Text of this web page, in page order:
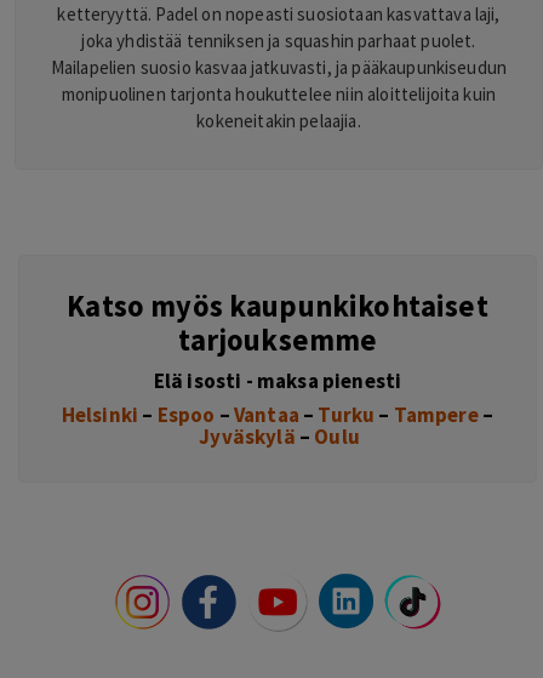
ketteryyttä. Padel on nopeasti suosiotaan kasvattava laji,
joka yhdistää tenniksen ja squashin parhaat puolet.
Mailapelien suosio kasvaa jatkuvasti, ja pääkaupunkiseudun
monipuolinen tarjonta houkuttelee niin aloittelijoita kuin
kokeneitakin pelaajia.
Katso myös kaupunkikohtaiset
tarjouksemme
Elä isosti - maksa pienesti
Helsinki – Espoo –Vantaa – Turku – Tampere–
Jyväskylä – Oulu